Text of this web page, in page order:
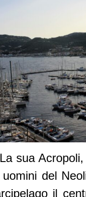
La sua
del
il